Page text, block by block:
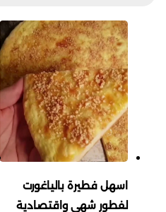
اسهل فطيرة بالياغورت
لفطور شهي واقتصادية